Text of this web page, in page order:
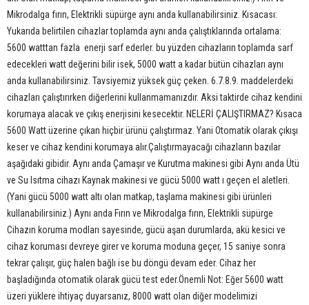
Mikrodalga fırın, Elektrikli süpürge aynı anda kullanabilirsiniz. Kısacası:
Yukarıda belirtilen cihazlar toplamda aynı anda çalıştıklarında ortalama:
5600 watttan fazla enerji sarf ederler. bu yüzden cihazların toplamda sarf
edecekleri watt değerini bilir isek, 5000 watt a kadar bütün cihazları aynı
anda kullanabilirsiniz. Tavsiyemiz yüksek güç çeken. 6.7.8.9. maddelerdeki
cihazları çalıştırırken diğerlerini kullanmamanızdır. Aksi taktirde cihaz kendini
korumaya alacak ve çıkış enerjisini kesecektir. NELERİ ÇALIŞTIRMAZ? Kısaca
5600 Watt üzerine çıkan hiçbir ürünü çalıştırmaz. Yani Otomatik olarak çıkışı
keser ve cihaz kendini korumaya alır.Çalıştırmayacağı cihazların bazılar
aşağıdaki gibidir. Aynı anda Çamaşır ve Kurutma makinesi gibi Aynı anda Ütü
ve Su Isıtma cihazı Kaynak makinesi ve gücü 5000 watt ı geçen el aletleri.
(Yani gücü 5000 watt altı olan matkap, taşlama makinesi gibi ürünleri
kullanabilirsiniz.) Aynı anda Fırın ve Mikrodalga fırın, Elektrikli süpürge
Cihazın koruma modları sayesinde, gücü aşan durumlarda, akü kesici ve
cihaz koruması devreye girer ve koruma moduna geçer, 15 saniye sonra
tekrar çalışır, güç halen bağlı ise bu döngü devam eder. Cihaz her
başladığında otomatik olarak gücü test eder.Önemli Not: Eğer 5600 watt
üzeri yüklere ihtiyaç duyarsanız, 8000 watt olan diğer modelimizi